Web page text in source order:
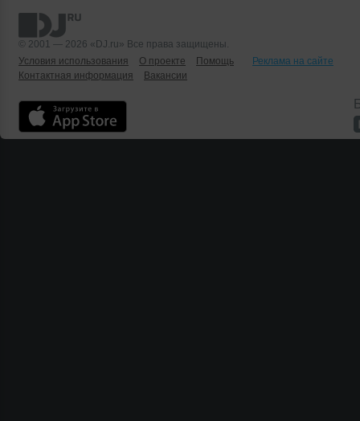
© 2001 — 2026 «DJ.ru» Все права защищены.
Условия использования
О проекте Помощь
Реклама на сайте
Контактная информация
Вакансии